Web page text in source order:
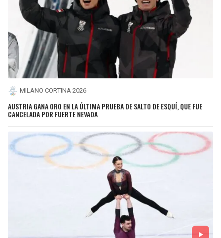
MILANO CORTINA 2026
AUSTRIA GANA ORO EN LA ÚLTIMA PRUEBA DE SALTO DE ESQUÍ, QUE FUE
CANCELADA POR FUERTE NEVADA